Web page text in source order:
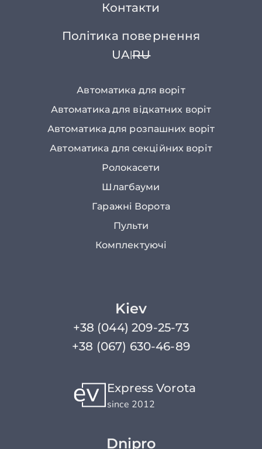
Контакти
Політика повернення
UA|RU
Автоматика для воріт
Автоматика для відкатних воріт
Автоматика для розпашних воріт
Автоматика для секційних воріт
Ролокасети
Шлагбауми
Гаражні Ворота
Пульти
Комплектуючі
Kiev
+38 (044) 209-25-73
+38 (067) 630-46-89
Express Vorota
since 2012
Dnipro